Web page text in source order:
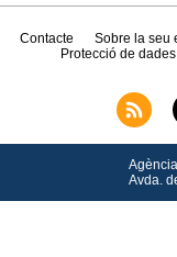
Contacte Sobre la seu
Protecció de dades
Avda.